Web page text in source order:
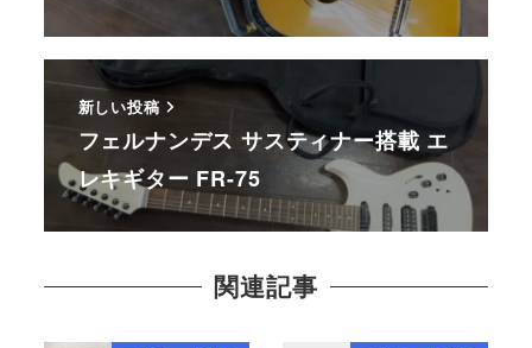
新しい投稿
フェルナンデス サスティナー搭載 エ
レキギター FR-75
関連記事